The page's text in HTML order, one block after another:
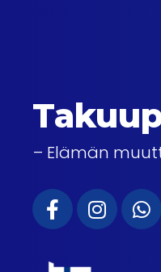
– Elämän